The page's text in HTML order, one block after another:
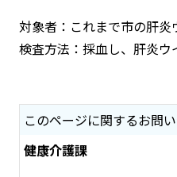
対象者：これまで市の肝
検査方法：採血し、肝炎
このページに関するお問
健康介護課